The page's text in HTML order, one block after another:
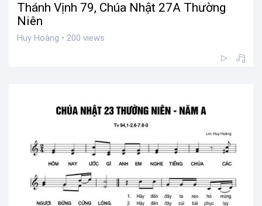
Thánh Vịnh 79, Chúa Nhật 27A Thường
Niên
Huy Hoàng • 200 views